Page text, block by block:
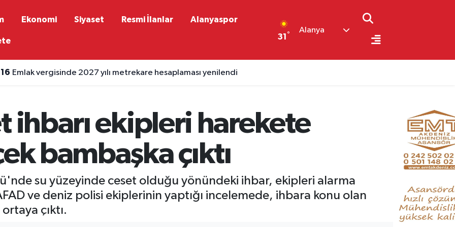
Ekonomi Siyaset Resmi İlanlar Alanyaspor
31 °
Alanya
Emlak vergisinde 2027 yılı metrekare hesaplaması yenilendi
ihbarı ekipleri harekete
bambaşka çıktı
su yüzeyinde ceset olduğu yönündeki ihbar, ekipleri alarma
ve deniz polisi ekiplerinin yaptığı incelemede, ihbara konu olan
çıktı.